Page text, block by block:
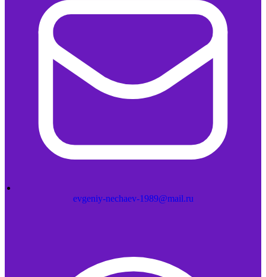
evgeniy-nechaev-1989@mail.ru